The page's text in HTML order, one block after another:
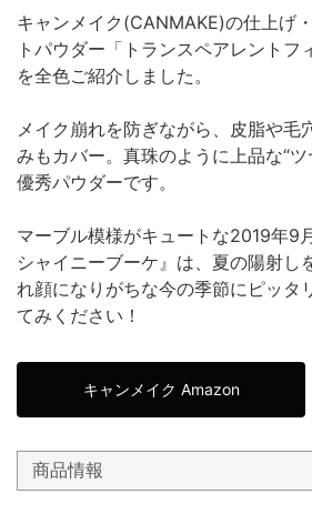
キャンメイク(CANMAKE)の仕上げ
トパウダー「トランスペアレントフ
を全色ご紹介しました。
メイク崩れを防ぎながら、皮脂や毛
みもカバー。真珠のように上品な“ツ
優秀パウダーです。
マーブル模様がキュートな2019年9
シャイニーブーケ』は、夏の陽射し
れ顔になりがちな今の季節にピッタ
てみください！
キャンメイク Amazon
商品情報